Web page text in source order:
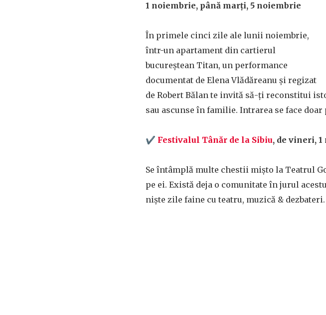
1 noiembrie, până marți, 5 noiembrie
În primele cinci zile ale lunii noiembrie,
într-un apartament din cartierul
bucureștean Titan, un performance
documentat de Elena Vlădăreanu și regizat
de Robert Bălan te invită să-ți reconstitui
sau ascunse în familie. Intrarea se face doar
✔ Festivalul Tânăr de la Sibiu, de vineri,
Se întâmplă multe chestii mișto la Teatrul
pe ei. Există deja o comunitate în jurul
niște zile faine cu teatru, muzică & dezbateri.